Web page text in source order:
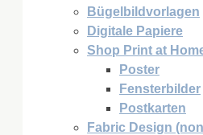
Bügelbildvorlagen
Digitale Papiere
Shop Print at
Poster
Fensterbilder
Postkarten
Fabric Design